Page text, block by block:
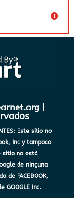
|
Este sitio no
Inc y tampoco
sitio no está
de ninguna
de FACEBOOK,
GOOGLE Inc.